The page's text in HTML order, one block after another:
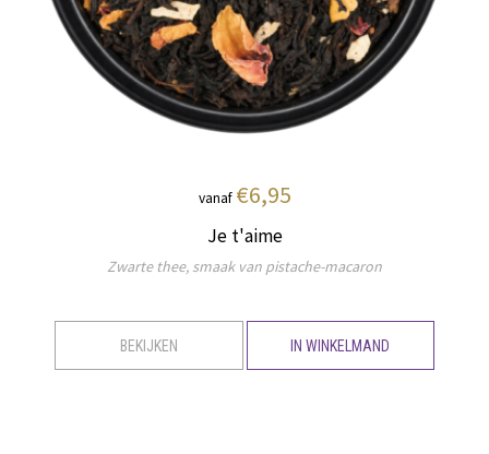
vanaf €6,95
Je t'aime
Zwarte thee, smaak van pistache-macaron
BEKIJKEN IN WINKELMAND